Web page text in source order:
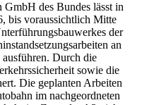
des Bundes lässt in
bis voraussichtlich Mitte
der
an
Durch die
sowie die
Die geplanten Arbeiten
im nachgeordneten